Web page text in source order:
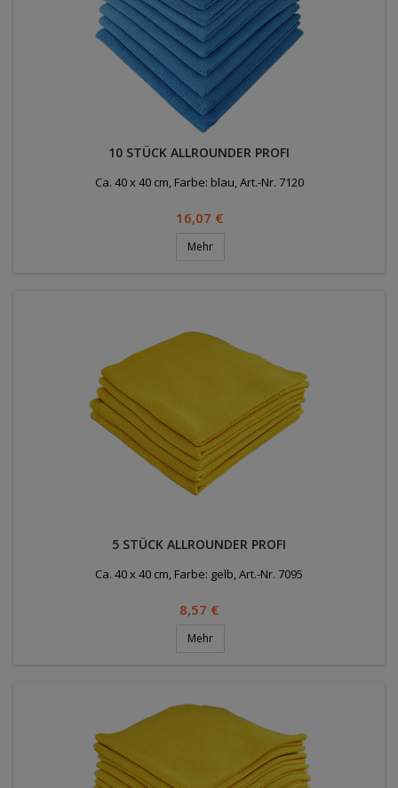
10 STÜCK ALLROUNDER PROFI
Ca. 40 x 40 cm, Farbe: blau, Art.-Nr. 7120
Preis
16,07 €
Mehr
5 STÜCK ALLROUNDER PROFI
Ca. 40 x 40 cm, Farbe: gelb, Art.-Nr. 7095
Preis
8,57 €
Mehr